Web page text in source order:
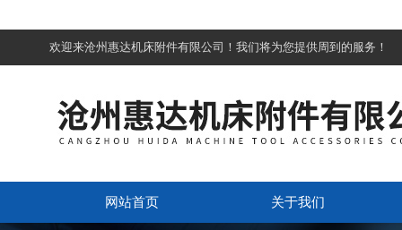
欢迎来沧州惠达机床附件有限公司！我们将为您提供周到的服务！
网站首页 关于我们